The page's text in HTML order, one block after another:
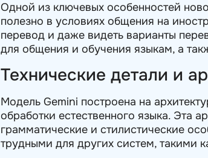
Одной из ключевых особенностей
полезно в условиях общения на
перевод и даже видеть варианты
для общения и обучения языкам, а
Технические детали и
Модель Gemini построена на
обработки естественного языка. Эта
грамматические и стилистические
трудными для других систем, такими